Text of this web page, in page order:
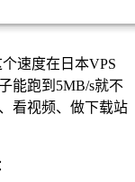
速度在日本VPS
能跑到5MB/s就不
看视频、做下载站